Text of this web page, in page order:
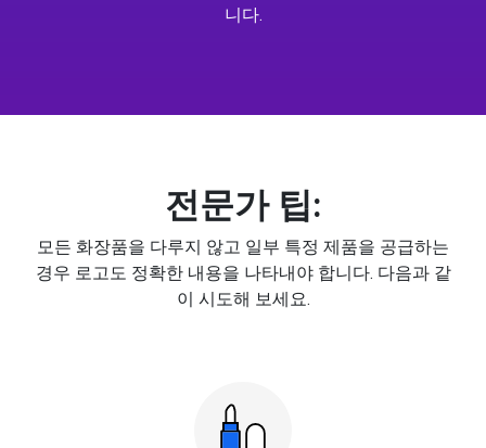
니다.
전문가 팁:
모든 화장품을 다루지 않고 일부 특정 제품을 공급하는
경우 로고도 정확한 내용을 나타내야 합니다. 다음과 같
이 시도해 보세요.